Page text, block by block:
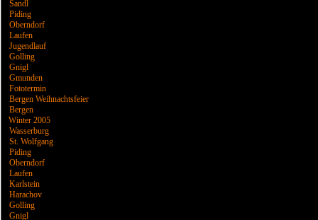
Sandl
Piding
Oberndorf
Laufen
Jugendlauf
Golling
Gnigl
Gmunden
Fototermin
Bergen Weihnachtsfeier
Bergen
Winter 2005
Wasserburg
St. Wolfgang
Piding
Oberndorf
Laufen
Karlstein
Harachov
Golling
Gnigl